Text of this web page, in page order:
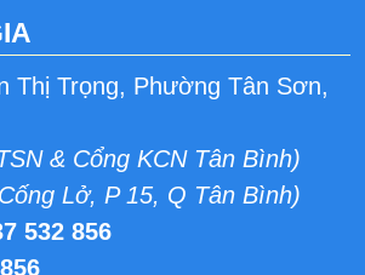
Thị Trọng, Phường Tân Sơn,
& Cổng KCN Tân Bình)
Lở, P 15, Q Tân Bình)
532 856